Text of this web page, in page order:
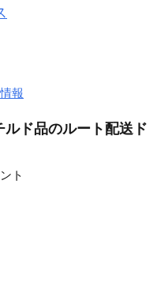
情報
ド品のルート配送ド
ト